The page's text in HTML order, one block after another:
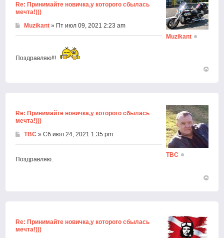
Re: Принимайте новичка,у которого сбылась
мечта!)))
Muzikant » Пт июл 09, 2021 2:23 am
Поздравляю!!!
Muzikant
Re: Принимайте новичка,у которого сбылась
мечта!)))
ТВС » Сб июл 24, 2021 1:35 pm
Поздравляю.
ТВС
Re: Принимайте новичка,у которого сбылась
мечта!)))